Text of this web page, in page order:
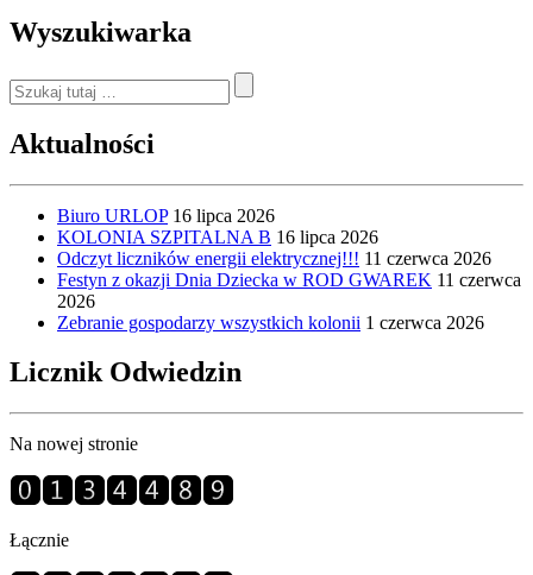
Wyszukiwarka
Aktualności
Biuro URLOP 16 lipca 2026
KOLONIA SZPITALNA B 16 lipca 2026
Odczyt liczników energii elektrycznej!!! 11 czerwca 2026
Festyn z okazji Dnia Dziecka w ROD GWAREK 11 czerwca
2026
Zebranie gospodarzy wszystkich kolonii 1 czerwca 2026
Licznik Odwiedzin
Na nowej stronie
Łącznie